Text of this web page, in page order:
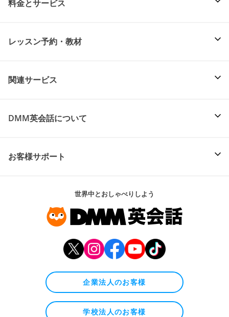
料金とサービス
レッスン予約・教材
関連サービス
DMM英会話について
お客様サポート
世界中とおしゃべりしよう
企業法人のお客様
学校法人のお客様